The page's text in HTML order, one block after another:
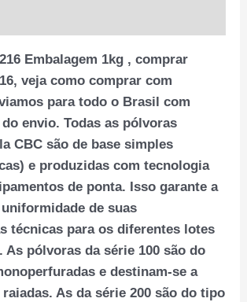
Embalagem 1kg , comprar
veja como comprar com
para todo o Brasil com
envio. Todas as pólvoras
CBC são de base simples
e produzidas com tecnologia
de ponta. Isso garante a
de suas
técnicas para os diferentes lotes
As pólvoras da série 100 são do
e destinam-se a
As da série 200 são do tipo